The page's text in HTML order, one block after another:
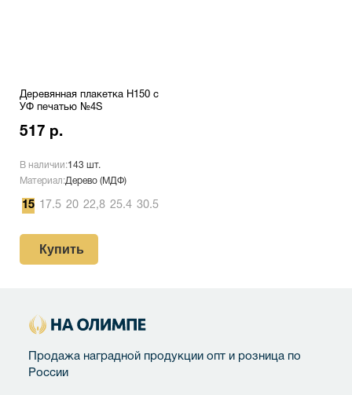
Деревянная плакетка H150 c
УФ печатью №4S
517 р.
В наличии:143 шт.
Материал:Дерево (МДФ)
15 17.5 20 22,8 25.4 30.5
Купить
Продажа наградной продукции опт и розница по
России